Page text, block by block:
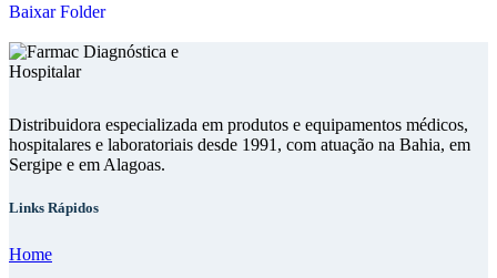
Baixar Folder
Distribuidora especializada em produtos e equipamentos médicos,
hospitalares e laboratoriais desde 1991, com atuação na Bahia, em
Sergipe e em Alagoas.
Links Rápidos
Home